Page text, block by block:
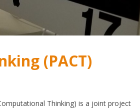
(PACT)
Thinking) is a joint project